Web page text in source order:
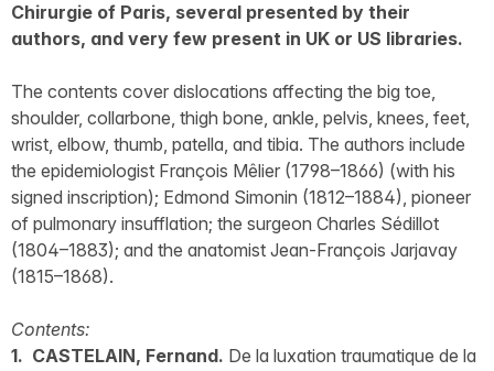
Chirurgie of Paris, several presented by their
authors, and very few present in UK or US libraries.
The contents cover dislocations affecting the big toe,
shoulder, collarbone, thigh bone, ankle, pelvis, knees, feet,
wrist, elbow, thumb, patella, and tibia. The authors include
the epidemiologist François Mêlier (1798–1866) (with his
signed inscription); Edmond Simonin (1812–1884), pioneer
of pulmonary insufflation; the surgeon Charles Sédillot
(1804–1883); and the anatomist Jean-François Jarjavay
(1815–1868).
Contents:
1. CASTELAIN, Fernand. De la luxation traumatique de la